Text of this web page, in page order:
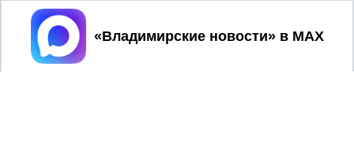
Принять